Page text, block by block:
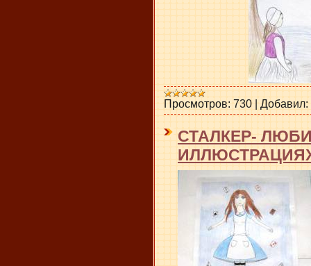
Просмотров: 730 | Добавил:
СТАЛКЕР-